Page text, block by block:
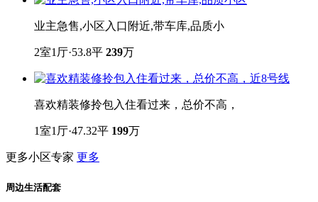
南北通透,主卧朝南,小区中心位置,闹中
2室1厅·52.88平 260万
业主急售,小区入口附近,带车库,品质小
2室1厅·53.8平 239万
喜欢精装修拎包入住看过来，总价不高，
1室1厅·47.32平